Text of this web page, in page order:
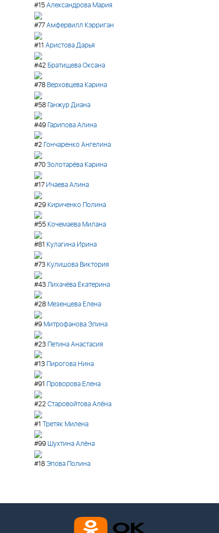
#15 Александрова Мария
#77 Амфервилл Кэрриган
#11 Аристова Дарья
#42 Братищева Оксана
#78 Верховцева Карина
#58 Ганжур Диана
#49 Гарипова Алина
#2 Гончаренко Ангелина
#70 Золотарёва Карина
#17 Ичаева Алина
#29 Кириченко Полина
#55 Кочемаева Милана
#81 Кулагина Ирина
#73 Кулишова Виктория
#43 Лихачёва Екатерина
#28 Мезенцева Елена
#9 Митрофанова Элина
#23 Петина Анастасия
#13 Пирогова Нина
#91 Проворова Елена
#22 Старовойтова Алёна
#1 Третяк Милена
#99 Шухтина Алёна
#18 Эпова Полина